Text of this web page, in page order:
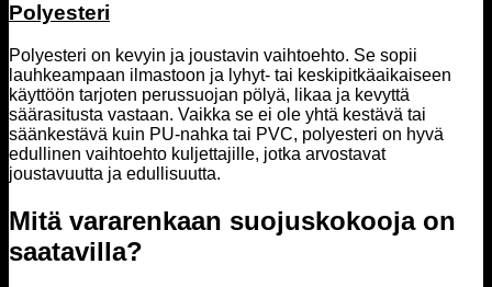
Polyesteri
Polyesteri on kevyin ja joustavin vaihtoehto. Se sopii
lauhkeampaan ilmastoon ja lyhyt- tai keskipitkäaikaiseen
käyttöön tarjoten perussuojan pölyä, likaa ja kevyttä
säärasitusta vastaan. Vaikka se ei ole yhtä kestävä tai
säänkestävä kuin PU-nahka tai PVC, polyesteri on hyvä
edullinen vaihtoehto kuljettajille, jotka arvostavat
joustavuutta ja edullisuutta.
Mitä vararenkaan suojuskokooja on
saatavilla?